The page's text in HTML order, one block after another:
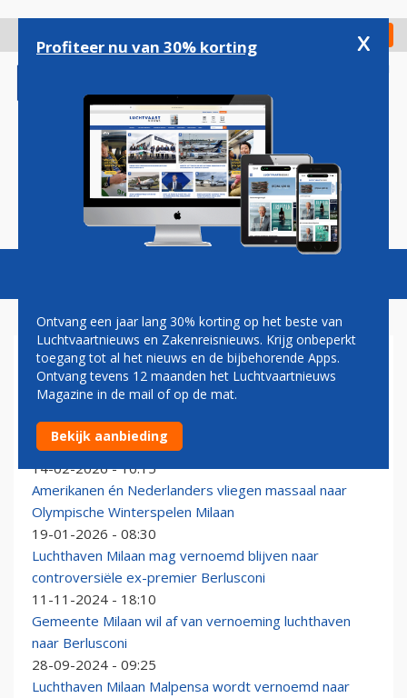
gaan
Check in
Magazine Podcasts Vacatures
MALPENSA
Verbod om te staken tijdens Spelen voor Italiaans
luchtvaartpersoneel
14-02-2026 - 10:15
Amerikanen én Nederlanders vliegen massaal naar
Olympische Winterspelen Milaan
19-01-2026 - 08:30
Luchthaven Milaan mag vernoemd blijven naar
controversiële ex-premier Berlusconi
11-11-2024 - 18:10
Gemeente Milaan wil af van vernoeming luchthaven
naar Berlusconi
28-09-2024 - 09:25
Luchthaven Milaan Malpensa wordt vernoemd naar
Profiteer nu van 30% korting x
Ontvang een jaar lang 30% korting op het beste van
Luchtvaartnieuws en Zakenreisnieuws. Krijg onbeperkt
toegang tot al het nieuws en de bijbehorende Apps.
Ontvang tevens 12 maanden het Luchtvaartnieuws
Magazine in de mail of op de mat.
Bekijk aanbieding